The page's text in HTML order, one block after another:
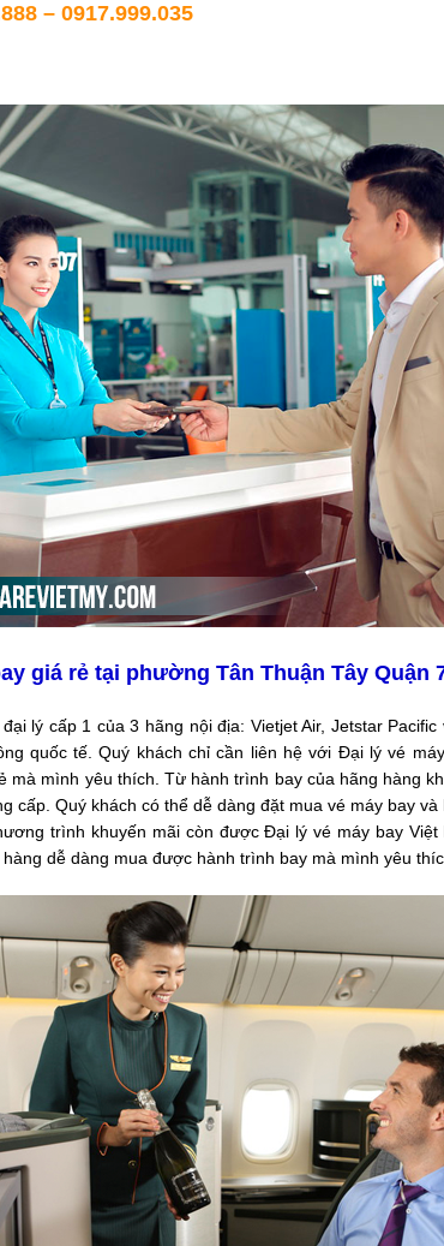
– 0917.999.035
giá rẻ tại phường Tân Thuận Tây Quận
lý cấp 1 của 3 hãng nội địa: Vietjet Air, Jetstar Pacific
quốc tế. Quý khách chỉ cần liên hệ với Đại lý vé
mà mình yêu thích. Từ hành trình bay của hãng hàng
cấp. Quý khách có thể dễ dàng đặt mua vé máy bay
trình khuyến mãi còn được Đại lý vé máy bay
dễ dàng mua được hành trình bay mà mình yêu